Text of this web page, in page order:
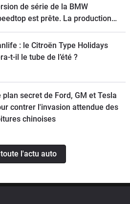
de série de la BMW
est prête. La production
ce break de chasse sera limitée à
exemplaires.
: le Citroën Type Holidays
t-il le tube de l’été ?
plan secret de Ford, GM et Tesla
contrer l'invasion attendue des
chinoises
l'actu auto